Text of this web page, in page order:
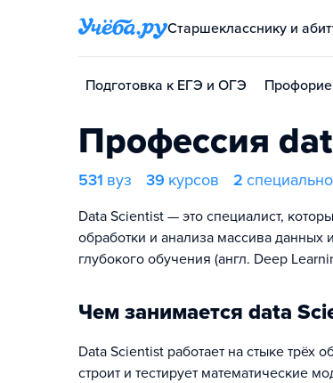
Старшекласснику и
Подготовка к ЕГЭ и ОГЭ
Профессия
531 вуз 39 курсов 2
Data Scientist — это специалист,
обработки и анализа массива
глубокого обучения (англ. Deep
Чем занимается data
Data Scientist работает на стыке трёх
строит и тестирует математические